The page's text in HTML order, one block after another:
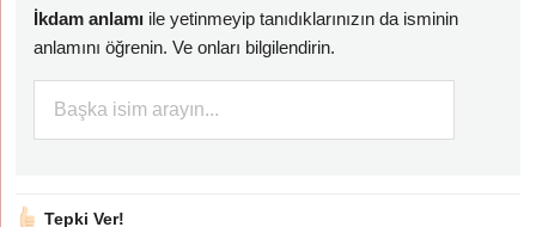
İkdam anlamı ile yetinmeyip tanıdıklarınızın da isminin
anlamını öğrenin. Ve onları bilgilendirin.
Tepki Ver!